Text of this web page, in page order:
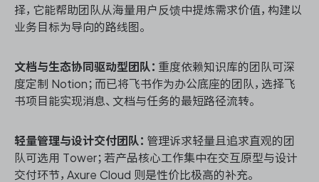
择，它能帮助团队从海量用户反馈中提炼需求价值，构建以
业务目标为导向的路线图。
文档与生态协同驱动型团队： 重度依赖知识库的团队可深
度定制 Notion；而已将飞书作为办公底座的团队，选择飞
书项目能实现消息、文档与任务的最短路径流转。
轻量管理与设计交付团队： 管理诉求轻量且追求直观的团
队可选用 Tower；若产品核心工作集中在交互原型与设计
交付环节，Axure Cloud 则是性价比极高的补充。